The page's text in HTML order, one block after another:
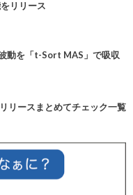
リリース
動を「t-Sort MAS」で吸収
リースまとめてチェック一覧